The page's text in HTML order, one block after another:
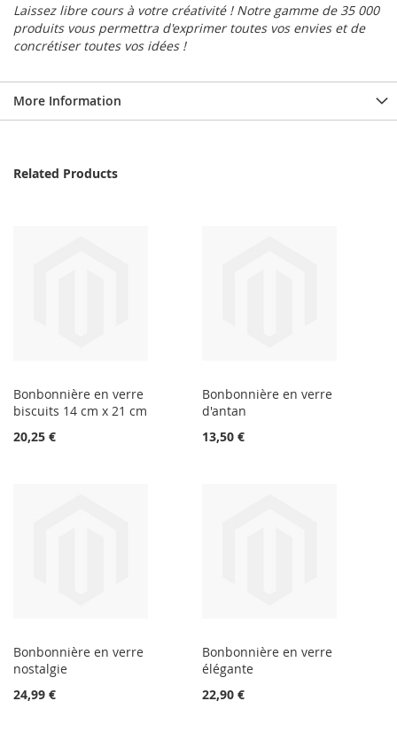
Laissez libre cours à votre créativité ! Notre gamme de 35 000
produits vous permettra d'exprimer toutes vos envies et de
concrétiser toutes vos idées !
More Information
Related Products
Bonbonnière en verre
biscuits 14 cm x 21 cm
20,25 €
Bonbonnière en verre
d'antan
13,50 €
Bonbonnière en verre
nostalgie
24,99 €
Bonbonnière en verre
élégante
22,90 €